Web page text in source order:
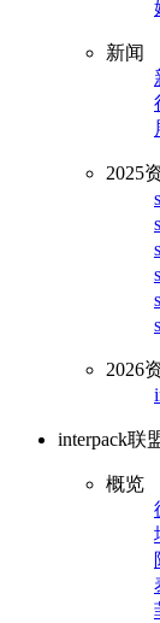
新闻
2025
2026
interpack联
概览